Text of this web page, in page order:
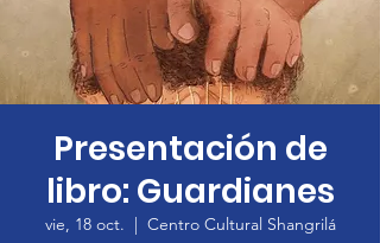
Presentación de
libro: Guardianes
vie, 18 oct.
  |
Centro Cultural Shangrilá